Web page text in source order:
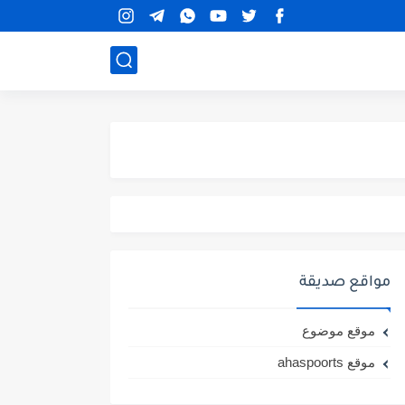
مواقع صديقة
موقع موضوع
موقع ahaspoorts